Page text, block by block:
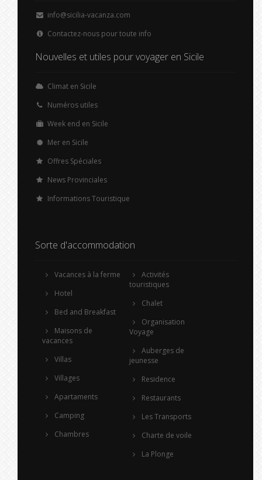
info@sicilia-vacanza.com
Contactez-nous pour toute info
Nouvelles et utiles pour voyager en Sicile
Climat en Sicile
Numéros utiles
Week end en Sicile
Mer en Sicile
Offres Spéciales
News Provinciales
Informations Touristique
Sorte d'accommodation
Vacances à la ferme
Hotel
Bed and Breakfast
Maisons de
vacances
Villas
Villages
Apartaments
Camping
Chambres
Activités
touristiques
Chalet
Organisation
Voyage
Auberges de
jeunesse
Residence
Restaurants
Les Transports
Charte de voile
La Plonge